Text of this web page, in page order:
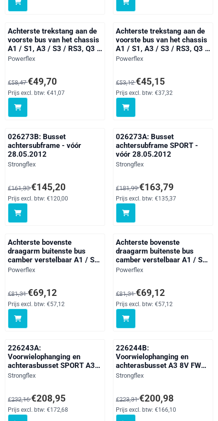
Passat Models, Scirocco
Models, Tiguan M
Jetta Models, Passat
Models,
Achterste trekstang aan de
voorste bus van het chassis
A1 / S1, A3 / S3 / RS3, Q3 /
RSQ3, TT Models, Altea 5P
Octavia, Superb Models,
Beetle Models, Bora Models,
CC, Eos 1F, Golf, Jetta
Models, Passat Models, Sc
Merk:
Powerflex
Van 58,47 voor 49,70, exclusief btw: 41,07
€58,47€49,70
Prijs excl. btw: €41,07
Achterste trekstang aan de
voorste bus van het chassis
A1 / S1, A3 / S3 / RS3, Q3 /
RSQ3, TT Models, Alhambra
Models, Octavia, Superb
Models, Yeti 5L, Beetle
Models, Bora Models, CC,
Eos 1F, Golf, Jetta
Merk:
Powerflex
Van 53,12 voor 45,15, exclusief
€53,12€45,15
Prijs excl. btw: €37,32
026273B: Busset
achtersubframe - vóór
28.05.2012
Merk:
Strongflex
Van 161,33 voor 145,20, exclusief btw: 120,00
€161,33€145,20
Prijs excl. btw: €120,00
026273A: Busset
achtersubframe SPORT -
vóór 28.05.2012
Merk:
Strongflex
Van 181,99 voor 163,79,
€181,99€163,79
Prijs excl. btw: €135,37
Achterste bovenste
draagarm buitenste bus
camber verstelbaar A1 / S1,
A3 / S3 / RS3, Q2, Q3 /
Ateca, Cupra Formentor
(2020 on), Leon Models,
Tarraco, Toledo Models,
Kodiaq, Octavia, Superb
Models, Yeti 5
Merk:
Powerflex
Van 81,31 voor 69,12, exclusief btw: 57,12
€81,31€69,12
Prijs excl. btw: €57,12
Achterste bovenste
draagarm buitenste bus
camber verstelbaar A1 / S1,
A3 / S3 / RS3, Q2, Q3 /
Ateca, Cupra Formentor
(2020 on), Leon Models,
Tarraco, Toledo Models,
Kodiaq, Octavia, Superb
Models, Yeti 5
Merk:
Powerflex
Van 81,31 voor 69,12, exclusief
€81,31€69,12
Prijs excl. btw: €57,12
226243A:
Voorwielophanging en
achterasbusset SPORT A3
8V FWD / Q2
Merk:
Strongflex
Van 232,16 voor 208,95, exclusief btw: 172,68
€232,16€208,95
Prijs excl. btw: €172,68
226244B:
Voorwielophanging en
achterasbusset A3 8V FWD
/ Q2
Merk:
Strongflex
Van 223,31 voor 200,98,
€223,31€200,98
Prijs excl. btw: €166,10